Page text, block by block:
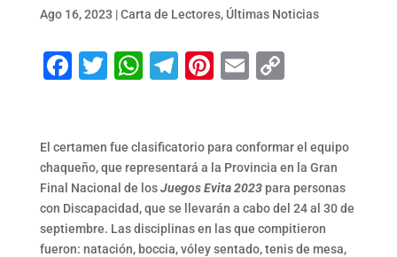
Ago 16, 2023 |Carta de Lectores, Últimas Noticias
Facebook
Twitter
WhatsApp
Telegram
Pinterest
EmailCopy
El certamen fue clasificatorio para conformar el equipo
chaqueño, que representará a la Provincia en la Gran
Final Nacional de losJuegos Evita 2023para personas
con Discapacidad, que se llevarán a cabo del 24 al 30 de
septiembre. Las disciplinas en las que compitieron
fueron: natación, boccia, vóley sentado, tenis de mesa,